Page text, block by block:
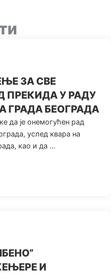
ЗА СВЕ
ПРЕКИДА У РАДУ
ГРАДА БЕОГРАДА
да је онемогућен рад
услед квара на
као и да
И